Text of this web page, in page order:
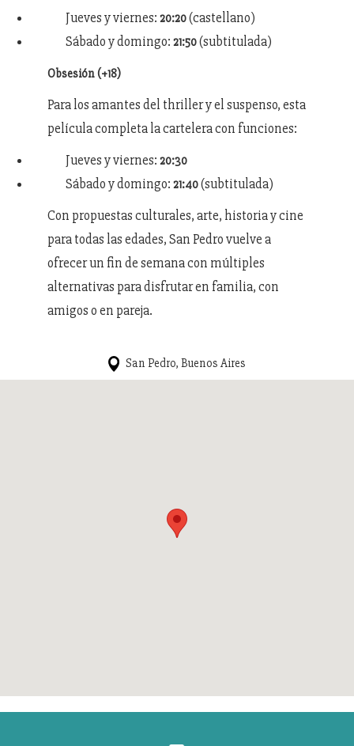
Jueves y viernes: 20:20(castellano)
Sábado y domingo: 21:50(subtitulada)
Obsesión (+18)
Para los amantes del thriller y el suspenso, esta
película completa la cartelera con funciones:
Jueves y viernes: 20:30
Sábado y domingo: 21:40(subtitulada)
Con propuestas culturales, arte, historia y cine
para todas las edades, San Pedro vuelve a
ofrecer un fin de semana con múltiples
alternativas para disfrutar en familia, con
amigos o en pareja.
San Pedro, Buenos Aires